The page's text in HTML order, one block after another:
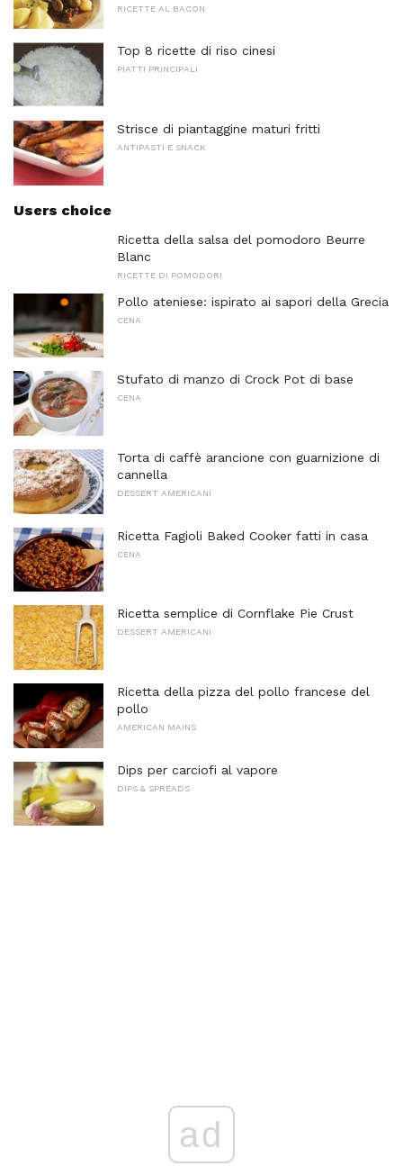
RICETTE AL BACON
Top 8 ricette di riso cinesi
PIATTI PRINCIPALI
Strisce di piantaggine maturi fritti
ANTIPASTI E SNACK
Users choice
Ricetta della salsa del pomodoro Beurre
Blanc
RICETTE DI POMODORI
Pollo ateniese: ispirato ai sapori della Grecia
CENA
Stufato di manzo di Crock Pot di base
CENA
Torta di caffè arancione con guarnizione di
cannella
DESSERT AMERICANI
Ricetta Fagioli Baked Cooker fatti in casa
CENA
Ricetta semplice di Cornflake Pie Crust
DESSERT AMERICANI
Ricetta della pizza del pollo francese del
pollo
AMERICAN MAINS
Dips per carciofi al vapore
DIPS & SPREADS
ad